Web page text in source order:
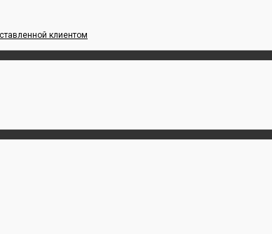
клиентом